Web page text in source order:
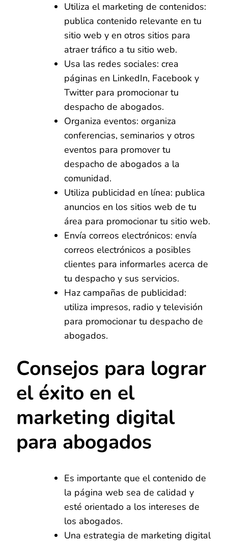
Utiliza el marketing de contenidos:
publica contenido relevante en tu
sitio web y en otros sitios para
atraer tráfico a tu sitio web.
Usa las redes sociales: crea
páginas en LinkedIn, Facebook y
Twitter para promocionar tu
despacho de abogados.
Organiza eventos: organiza
conferencias, seminarios y otros
eventos para promover tu
despacho de abogados a la
comunidad.
Utiliza publicidad en línea: publica
anuncios en los sitios web de tu
área para promocionar tu sitio web.
Envía correos electrónicos: envía
correos electrónicos a posibles
clientes para informarles acerca de
tu despacho y sus servicios.
Haz campañas de publicidad:
utiliza impresos, radio y televisión
para promocionar tu despacho de
abogados.
Consejos para lograr
el éxito en el
marketing digital
para abogados
Es importante que el contenido de
la página web sea de calidad y
esté orientado a los intereses de
los abogados.
Una estrategia de marketing digital